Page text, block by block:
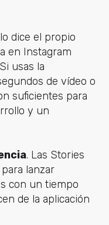
lo dice el propio
en Instagram
usas la
de vídeo o
suficientes para
y un
. Las Stories
lanzar
con un tiempo
de la aplicación